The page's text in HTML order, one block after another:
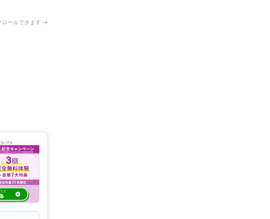
ロールできます →